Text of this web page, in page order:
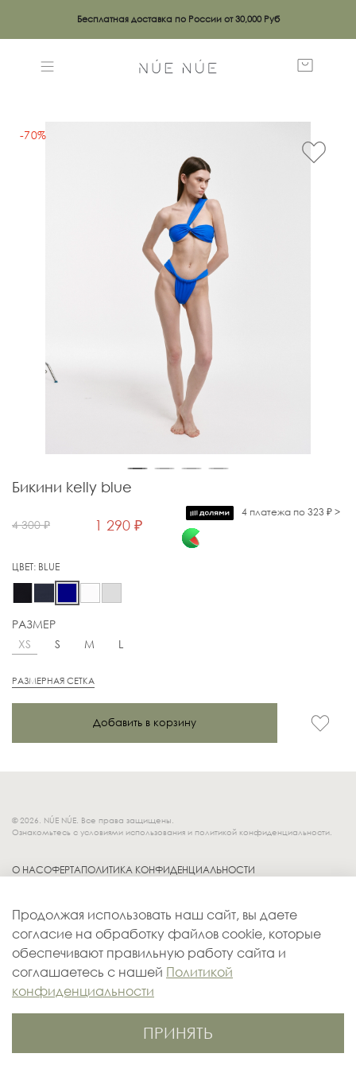
Бесплатная доставка по России от 30,000 Руб
-70%
Бикини kelly blue
4 300 ₽ 1 290 ₽
4 платежа по 323 ₽ >
ЦВЕТ: BLUE
РАЗМЕР
XS
S M L
РАЗМЕРНАЯ СЕТКА
Добавить в корзину
© 2026. NÚE NÚE. Все права защищены.
Ознакомьтесь с условиями использования и политикой конфиденциальности.
О НАСОФЕРТАПОЛИТИКА КОНФИДЕНЦИАЛЬНОСТИ
ДОСТАВКА
КОНТАКТЫ
ОПЛАТА
Продолжая использовать наш сайт, вы даете
согласие на обработку файлов cookie, которые
обеспечивают правильную работу сайта и
соглашаетесь с нашей Политикой
конфиденциальности
ПРИНЯТЬ